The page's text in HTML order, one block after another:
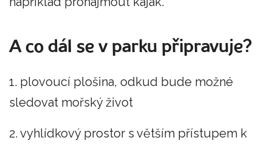
A co dál se v parku připravuje?
1. plovoucí plošina, odkud bude možné
sledovat mořský život
2. vyhlídkový prostor s větším přístupem k